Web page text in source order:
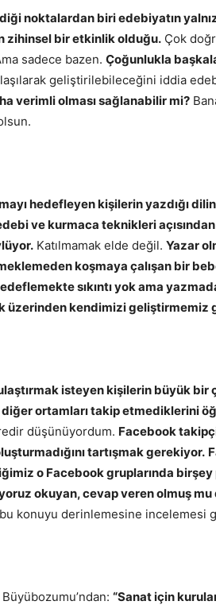
noktalardan biri edebiyatın
zihinsel bir etkinlik olduğu. Çok
sadece bazen. Çoğunlukla
geliştirilebileceğini iddia
verimli olması sağlanabilir mi?
hedefleyen kişilerin yazdığı
ve kurmaca teknikleri
Katılmamak elde değil. Yazar
koşmaya çalışan bir
sıkıntı yok ama
üzerinden kendimizi geliştirmemiz
isteyen kişilerin büyük bir
ortamları takip etmediklerini
düşünüyordum. Facebook
tartışmak gerekiyor.
o Facebook gruplarında birşey
okuyan, cevap veren olmuş
konuyu derinlemesine incelemesi
“Sanat için